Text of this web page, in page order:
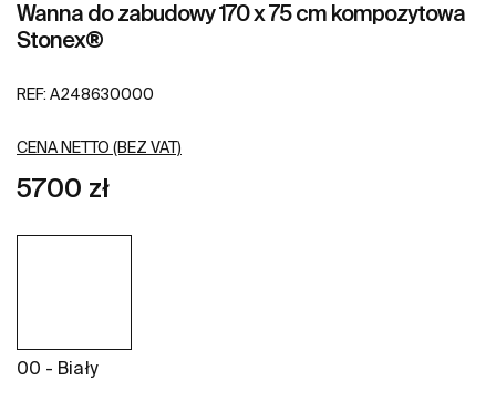
Wanna do zabudowy 170 x 75 cm kompozytowa
Stonex®
REF: A248630000
CENA NETTO (BEZ VAT)
5700 zł
00 - Biały